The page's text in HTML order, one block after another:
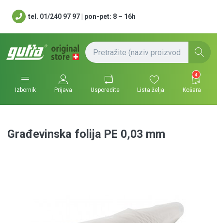
tel. 01/240 97 97 | pon-pet: 8 – 16h
Izbornik Prijava Usporedite Lista želja
4
Košara
Građevinska folija PE 0,03 mm